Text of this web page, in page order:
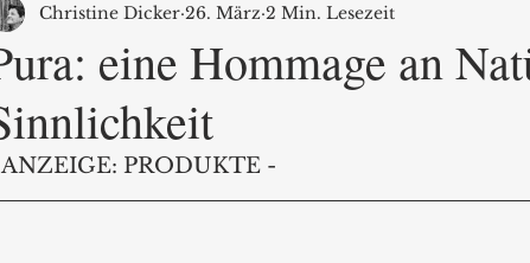
ANZEIGE Intro
eine Hommage an
Christine Dicker 26. März 2 Min. Lesezeit
PRODUKTE -